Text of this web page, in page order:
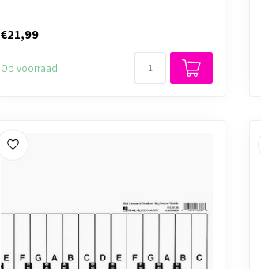
€21,99
Op voorraad